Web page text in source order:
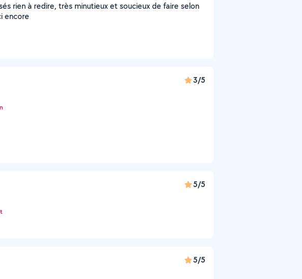
rien à redire, très minutieux et soucieux de faire selon
encore
3/5
5/5
5/5